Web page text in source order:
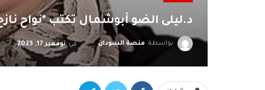
د.ليلى الضو أبوشمال تكتب *نواح
بواسطة منصة السودان فينوفمبر 17, 2023